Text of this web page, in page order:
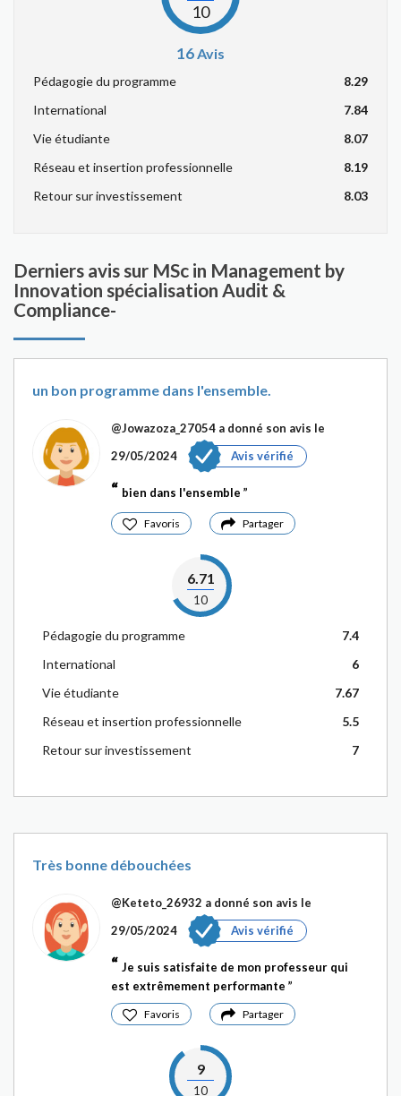
10
16Avis
Pédagogie du programme
8.29
International
7.84
Vie étudiante
8.07
Réseau et insertion professionnelle
8.19
Retour sur investissement
8.03
Derniers avis sur MSc in Management by
Innovation spécialisation Audit &
Compliance-
un bon programme dans l'ensemble.
@Jowazoza_27054 a donné son avis le
29/05/2024
Avis vérifié
bien dans l'ensemble
Favoris Partager
6.71
10
Pédagogie du programme
7.4
International
6
Vie étudiante
7.67
Réseau et insertion professionnelle
5.5
Retour sur investissement
7
Très bonne débouchées
@Keteto_26932 a donné son avis le
29/05/2024
Avis vérifié
Je suis satisfaite de mon professeur qui
est extrêmement performante
Favoris Partager
9
10